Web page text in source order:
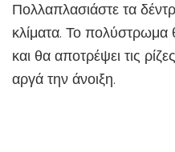
Πολλαπλασιάστε τα
κλίματα. Το πολύστρωμα
και θα αποτρέψει τις
αργά την άνοιξη.